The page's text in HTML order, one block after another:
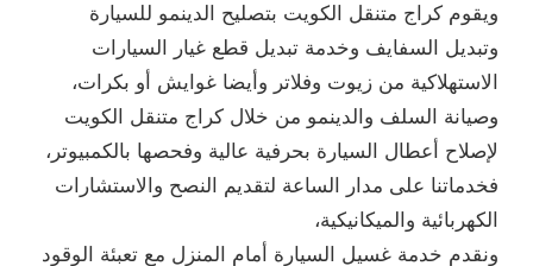
ويقوم كراج متنقل الكويت بتصليح الدينمو للسيارة
وتبديل السفايف وخدمة تبديل قطع غيار السيارات
الاستهلاكية من زيوت وفلاتر وأيضا غوايش أو بكرات،
وصيانة السلف والدينمو من خلال كراج متنقل الكويت
لإصلاح أعطال السيارة بحرفية عالية وفحصها بالكمبيوتر،
فخدماتنا على مدار الساعة لتقديم النصح والاستشارات
الكهربائية والميكانيكية،
ونقدم خدمة غسيل السيارة أمام المنزل مع تعبئة الوقود